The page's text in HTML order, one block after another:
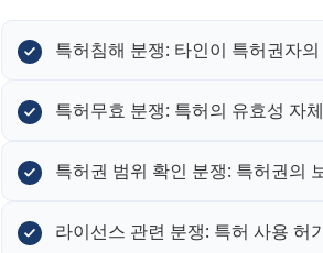
특허침해 분쟁: 타인이 특허권자
특허무효 분쟁: 특허의 유효성 자
특허권 범위 확인 분쟁: 특허권의
라이선스 관련 분쟁: 특허 사용 허